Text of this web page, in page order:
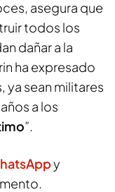
asegura que
todos los
dañar a la
ha expresado
ya sean militares
a los
”.
y